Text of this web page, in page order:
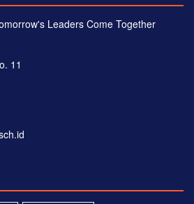
Leaders Come Together
11